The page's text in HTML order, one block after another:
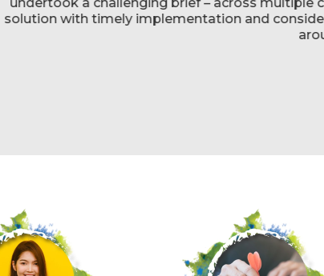
solution with timely implementation and